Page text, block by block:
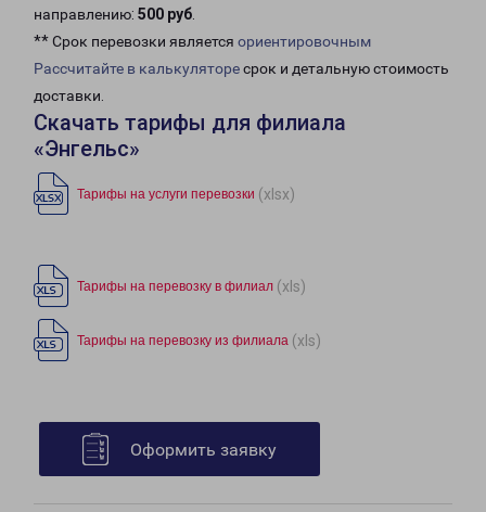
направлению: 500 руб.
** Срок перевозки является ориентировочным
Рассчитайте в калькуляторесрок и детальную стоимость
доставки.
Скачать тарифы для филиала
«Энгельс»
Тарифы на услуги перевозки (xlsx)
Тарифы на перевозку в филиал (xls)
Тарифы на перевозку из филиала (xls)
Оформить заявку